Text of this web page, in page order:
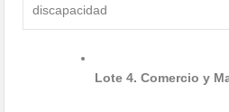
discapacidad
Lote 4. Comercio y